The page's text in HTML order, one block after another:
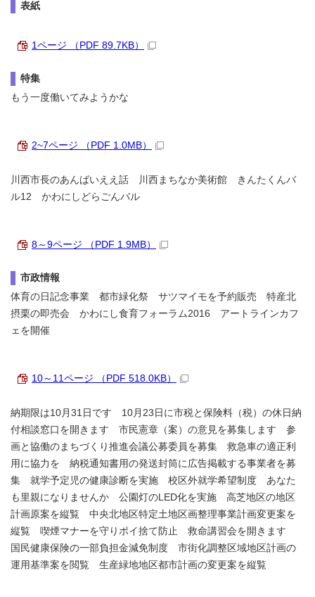
表紙
1ページ （PDF 89.7KB）
特集
もう一度働いてみようかな
2~7ページ （PDF 1.0MB）
川西市長のあんばいええ話 川西まちなか美術館 きんたくんバ
ル12 かわにしどらごんバル
8～9ページ （PDF 1.9MB）
市政情報
体育の日記念事業 都市緑化祭 サツマイモを予約販売 特産北
摂栗の即売会 かわにし食育フォーラム2016 アートラインカフ
ェを開催
10～11ページ （PDF 518.0KB）
納期限は10月31日です 10月23日に市税と保険料（税）の休日納
付相談窓口を開きます 市民憲章（案）の意見を募集します 参
画と協働のまちづくり推進会議公募委員を募集 救急車の適正利
用に協力を 納税通知書用の発送封筒に広告掲載する事業者を募
集 就学予定児の健康診断を実施 校区外就学希望制度 あなた
も里親になりませんか 公園灯のLED化を実施 高芝地区の地区
計画原案を縦覧 中央北地区特定土地区画整理事業計画変更案を
縦覧 喫煙マナーを守りポイ捨て防止 救命講習会を開きます
国民健康保険の一部負担金減免制度 市街化調整区域地区計画の
運用基準案を閲覧 生産緑地地区都市計画の変更案を縦覧